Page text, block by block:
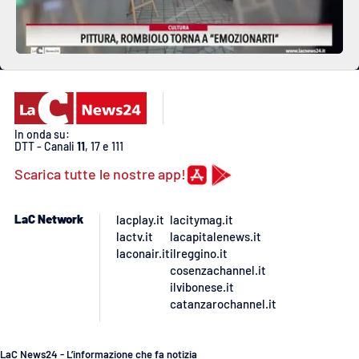
In onda su:
DTT - Canali 11, 17 e 111
Scarica tutte le nostre app!
LaC Network
lacplay.it
lactv.it
laconair.it
lacitymag.it
lacapitalenews.it
ilreggino.it
cosenzachannel.it
ilvibonese.it
catanzarochannel.it
LaC News24 - L’informazione che fa notizia